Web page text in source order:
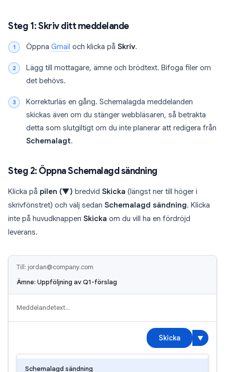
Steg 1: Skriv ditt meddelande
Öppna Gmail och klicka på Skriv.
Lägg till mottagare, ämne och brödtext. Bifoga filer om
det behövs.
Korrekturläs en gång. Schemalagda meddelanden
skickas även om du stänger webbläsaren, så betrakta
detta som slutgiltigt om du inte planerar att redigera från
Schemalagt.
Steg 2: Öppna Schemalagd sändning
Klicka på pilen (▼) bredvid Skicka (längst ner till höger i
skrivfönstret) och välj sedan Schemalagd sändning. Klicka
inte på huvudknappen Skicka om du vill ha en fördröjd
leverans.
Till: jordan@company.com
Ämne: Uppföljning av Q1-förslag
Meddelandetext…
Skicka ▼
Schemalagd sändning